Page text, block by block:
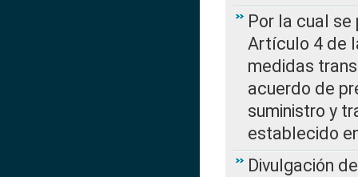
Por la cual
Artículo 4 de
medidas
acuerdo de
suministro y
establecido
Divulgación